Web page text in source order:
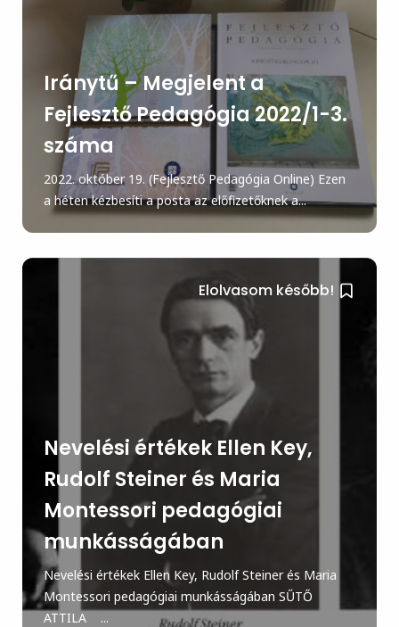
Iránytű – Megjelent a
Fejlesztő Pedagógia 2022/1-3.
száma
2022. október 19. (Fejlesztő Pedagógia Online) Ezen
a héten kézbesíti a posta az előfizetőknek a...
Elolvasom később!
Nevelési értékek Ellen Key,
Rudolf Steiner és Maria
Montessori pedagógiai
munkásságában
Nevelési értékek Ellen Key, Rudolf Steiner és Maria
Montessori pedagógiai munkásságában SŰTŐ
ATTILA ...